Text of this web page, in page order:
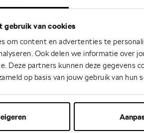
gebruik van cookies
om content en advertenties te
Ook delen we informatie over
Deze partners kunnen deze
op basis van jouw gebruik van hun
went wrong. Please try